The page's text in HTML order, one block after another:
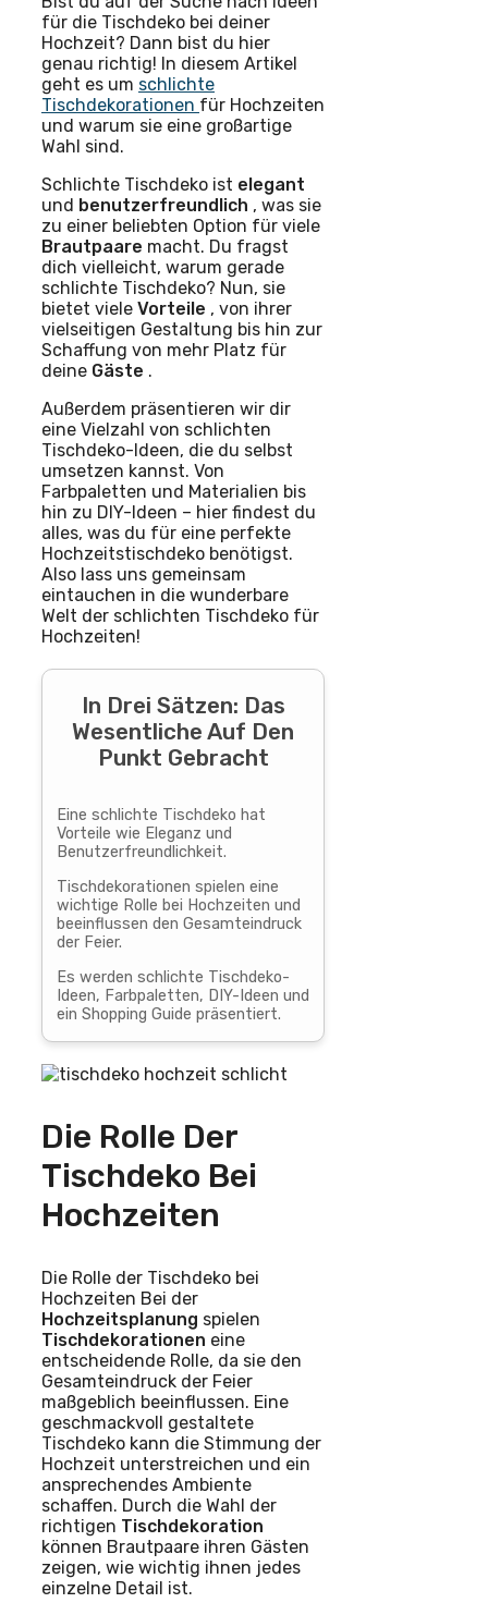
für die Tischdeko bei deiner
Hochzeit? Dann bist du hier
genau richtig! In diesem Artikel
geht es um schlichte
Tischdekorationen für Hochzeiten
und warum sie eine großartige
Wahl sind.
Schlichte Tischdeko ist elegant
und benutzerfreundlich , was sie
zu einer beliebten Option für viele
Brautpaare macht. Du fragst
dich vielleicht, warum gerade
schlichte Tischdeko? Nun, sie
bietet viele Vorteile , von ihrer
vielseitigen Gestaltung bis hin zur
Schaffung von mehr Platz für
deine Gäste .
Außerdem präsentieren wir dir
eine Vielzahl von schlichten
Tischdeko-Ideen, die du selbst
umsetzen kannst. Von
Farbpaletten und Materialien bis
hin zu DIY-Ideen – hier findest du
alles, was du für eine perfekte
Hochzeitstischdeko benötigst.
Also lass uns gemeinsam
eintauchen in die wunderbare
Welt der schlichten Tischdeko für
Hochzeiten!
In Drei Sätzen: Das
Wesentliche Auf Den
Punkt Gebracht
Eine schlichte Tischdeko hat
Vorteile wie Eleganz und
Benutzerfreundlichkeit.
Tischdekorationen spielen eine
wichtige Rolle bei Hochzeiten und
beeinflussen den Gesamteindruck
der Feier.
Es werden schlichte Tischdeko-
Ideen, Farbpaletten, DIY-Ideen und
ein Shopping Guide präsentiert.
Die Rolle Der
Tischdeko Bei
Hochzeiten
Die Rolle der Tischdeko bei
Hochzeiten Bei der
Hochzeitsplanung spielen
Tischdekorationen eine
entscheidende Rolle, da sie den
Gesamteindruck der Feier
maßgeblich beeinflussen. Eine
geschmackvoll gestaltete
Tischdeko kann die Stimmung der
Hochzeit unterstreichen und ein
ansprechendes Ambiente
schaffen. Durch die Wahl der
richtigen Tischdekoration
können Brautpaare ihren Gästen
zeigen, wie wichtig ihnen jedes
einzelne Detail ist.